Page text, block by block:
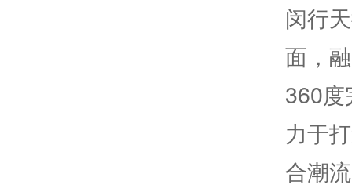
闵行
面，
360度
力于
合潮